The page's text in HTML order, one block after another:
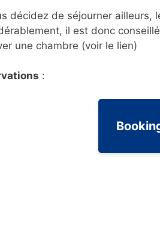
décidez de séjourner ailleurs,
il est donc
une chambre (voir le lien)
: